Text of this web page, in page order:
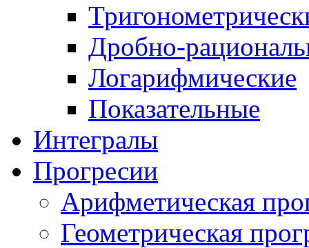
Дробно-
Логарифмические
Показательные
Интегралы
Прогресии
Арифметическая
Геометрическая